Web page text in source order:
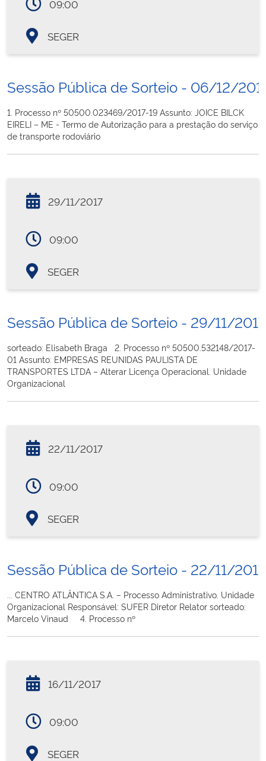
09:00
SEGER
Sessão Pública de Sorteio - 06/12/
1. Processo nº 50500.023469/2017-19 Assunto: JOICE BILCK
EIRELI – ME - Termo de Autorização para a prestação do serviço
de transporte rodoviário
29/11/2017
09:00
SEGER
Sessão Pública de Sorteio - 29/11/2017
sorteado: Elisabeth Braga 2. Processo nº 50500.532148/2017-
01 Assunto: EMPRESAS REUNIDAS PAULISTA DE
TRANSPORTES LTDA – Alterar Licença Operacional. Unidade
Organizacional
22/11/2017
09:00
SEGER
Sessão Pública de Sorteio - 22/11/2017
... CENTRO ATLÂNTICA S.A. – Processo Administrativo. Unidade
Organizacional Responsável: SUFER Diretor Relator sorteado:
Marcelo Vinaud 4. Processo nº
16/11/2017
09:00
SEGER